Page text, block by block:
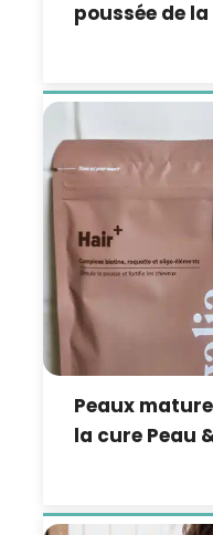
poussée de
Peaux
la cure Peau